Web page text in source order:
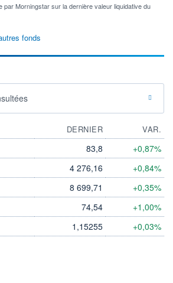
par Morningstar sur la dernière valeur liquidative du
fonds
DERNIER
VAR.
83,8 +0,87%
4 276,16 +0,84%
8 699,71 +0,35%
74,54 +1,00%
1,15255 +0,03%